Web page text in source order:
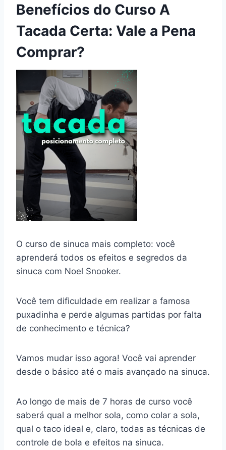
Benefícios do Curso A
Tacada Certa: Vale a Pena
Comprar?
O curso de sinuca mais completo: você
aprenderá todos os efeitos e segredos da
sinuca com Noel Snooker.
Você tem dificuldade em realizar a famosa
puxadinha e perde algumas partidas por falta
de conhecimento e técnica?
Vamos mudar isso agora! Você vai aprender
desde o básico até o mais avançado na sinuca.
Ao longo de mais de 7 horas de curso você
saberá qual a melhor sola, como colar a sola,
qual o taco ideal e, claro, todas as técnicas de
controle de bola e efeitos na sinuca.